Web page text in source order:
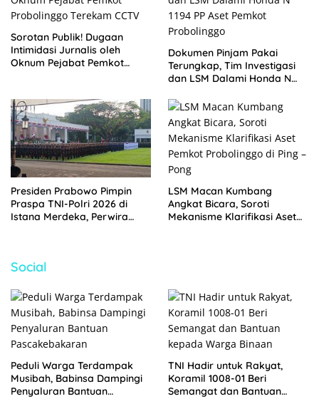
Sorotan Publik! Dugaan
Intimidasi Jurnalis oleh
Oknum Pejabat Pemkot
Dokumen Pinjam Pakai
Terungkap, Tim Investigasi
dan LSM Dalami Honda N
Probolinggo
Presiden Prabowo Pimpin
Praspa TNI-Polri 2026 di
Istana Merdeka, Perwira
LSM Macan Kumbang
Angkat Bicara, Soroti
Mekanisme Klarifikasi Aset
Social
Peduli Warga Terdampak
Musibah, Babinsa Dampingi
Penyaluran Bantuan
TNI Hadir untuk Rakyat,
Koramil 1008-01 Beri
Semangat dan Bantuan